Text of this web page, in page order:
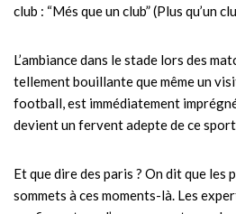
club : “Més que un club” (Plus qu’un
L’ambiance dans le stade lors des
tellement bouillante que même un
football, est immédiatement
devient un fervent adepte de ce
Et que dire des paris ? On dit que les
sommets à ces moments-là. Les